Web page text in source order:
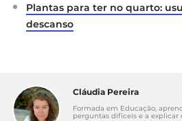
Plantas para ter no quarto:
descanso
Cláudia Pereira
Formada em Educação,
perguntas difíceis e a explicar